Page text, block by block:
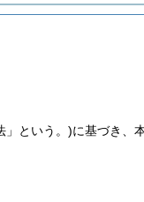
」という。)に基づき、